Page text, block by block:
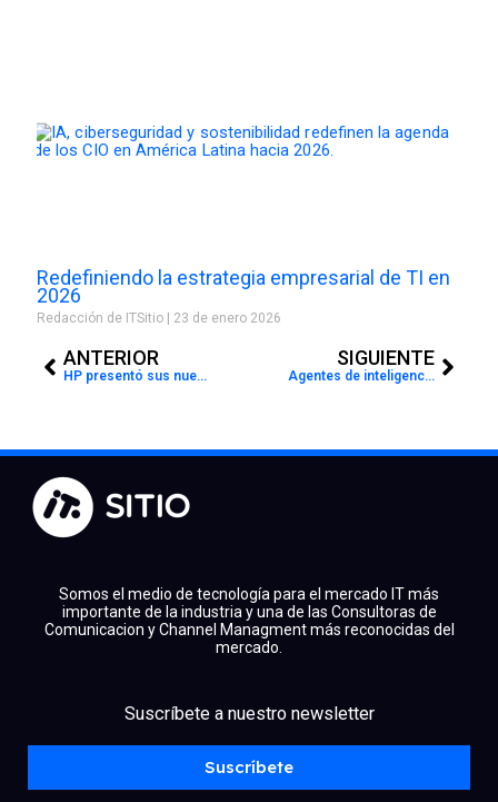
Redefiniendo la estrategia empresarial de TI en
2026
Redacción de ITSitio 23 de enero 2026
ANTERIOR
HP presentó sus nuevas laptops EliteBook X con inteligencia artificial local para potenciar el trabajo híbrido
SIGUIENTE
Agentes de inteligencia artificial autónomos: el nuevo riesgo digital que preocupa a los expertos
Somos el medio de tecnología para el mercado IT más
importante de la industria y una de las Consultoras de
Comunicacion y Channel Managment más reconocidas del
mercado.
Suscríbete a nuestro newsletter
Suscríbete
linkedinyoutubeinstagram
spotify